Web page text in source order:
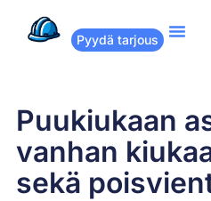
Pyydä tarjous
Puukiukaan
vanhan
sekä